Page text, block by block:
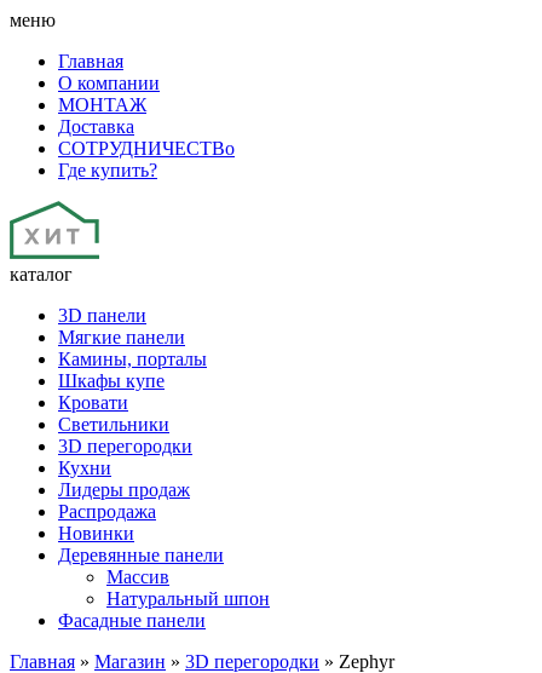
меню
Главная
О компании
МОНТАЖ
Доставка
СОТРУДНИЧЕСТВо
Где купить?
каталог
3D панели
Мягкие панели
Камины, порталы
Шкафы купе
Кровати
Светильники
3D перегородки
Кухни
Лидеры продаж
Распродажа
Новинки
Деревянные панели
Массив
Натуральный шпон
Фасадные панели
Главная » Магазин » 3D перегородки » Zephyr